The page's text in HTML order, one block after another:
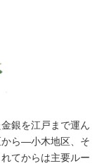
銀を江戸まで運ん
から―小木地区、そ
てからは主要ルー